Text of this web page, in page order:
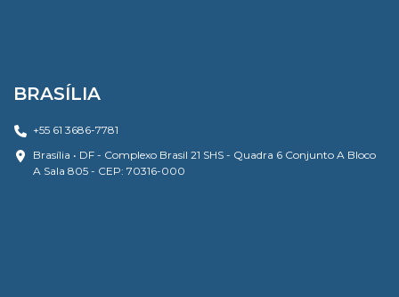
BRASÍLIA
+55 61 3686-7781
Brasília • DF - Complexo Brasil 21 SHS - Quadra 6 Conjunto A Bloco
A Sala 805 - CEP: 70316-000